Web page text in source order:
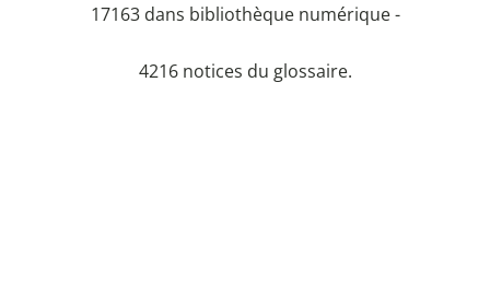
17163 dans bibliothèque numérique -
4216 notices du glossaire.